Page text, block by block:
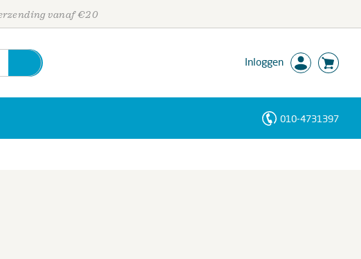
vanaf €20
Inloggen
010-4731397
Personen